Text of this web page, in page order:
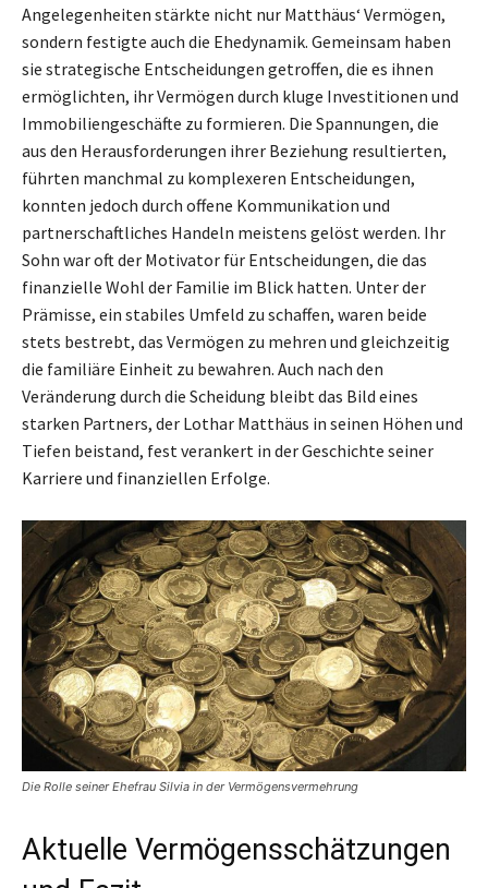
Angelegenheiten stärkte nicht nur Matthäus‘ Vermögen,
sondern festigte auch die Ehedynamik. Gemeinsam haben
sie strategische Entscheidungen getroffen, die es ihnen
ermöglichten, ihr Vermögen durch kluge Investitionen und
Immobiliengeschäfte zu formieren. Die Spannungen, die
aus den Herausforderungen ihrer Beziehung resultierten,
führten manchmal zu komplexeren Entscheidungen,
konnten jedoch durch offene Kommunikation und
partnerschaftliches Handeln meistens gelöst werden. Ihr
Sohn war oft der Motivator für Entscheidungen, die das
finanzielle Wohl der Familie im Blick hatten. Unter der
Prämisse, ein stabiles Umfeld zu schaffen, waren beide
stets bestrebt, das Vermögen zu mehren und gleichzeitig
die familiäre Einheit zu bewahren. Auch nach den
Veränderung durch die Scheidung bleibt das Bild eines
starken Partners, der Lothar Matthäus in seinen Höhen und
Tiefen beistand, fest verankert in der Geschichte seiner
Karriere und finanziellen Erfolge.
Die Rolle seiner Ehefrau Silvia in der Vermögensvermehrung
Aktuelle Vermögensschätzungen